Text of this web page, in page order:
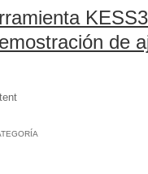
de